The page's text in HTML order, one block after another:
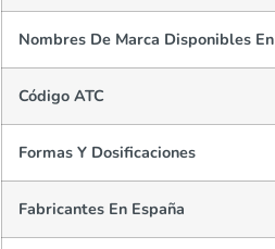
Nombres De Marca Disponibles
Código ATC
Formas Y Dosificaciones
Fabricantes En España